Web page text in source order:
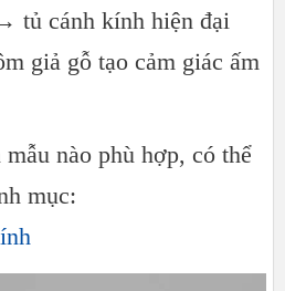
tủ cánh kính hiện đại
giả gỗ tạo cảm giác ấm
nào phù hợp, có thể
mục: